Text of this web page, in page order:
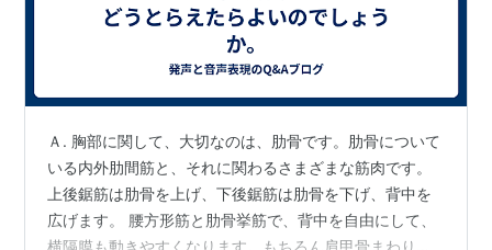
Ａ. 胸部に関して、大切なのは、肋骨です。肋骨について
いる内外肋間筋と、それに関わるさまざまな筋肉です。
上後鋸筋は肋骨を上げ、下後鋸筋は肋骨を下げ、背中を
広げます。 腰方形筋と肋骨挙筋で、背中を自由にして、
横隔膜も動きやすくなります。もちろん肩甲骨まわりの